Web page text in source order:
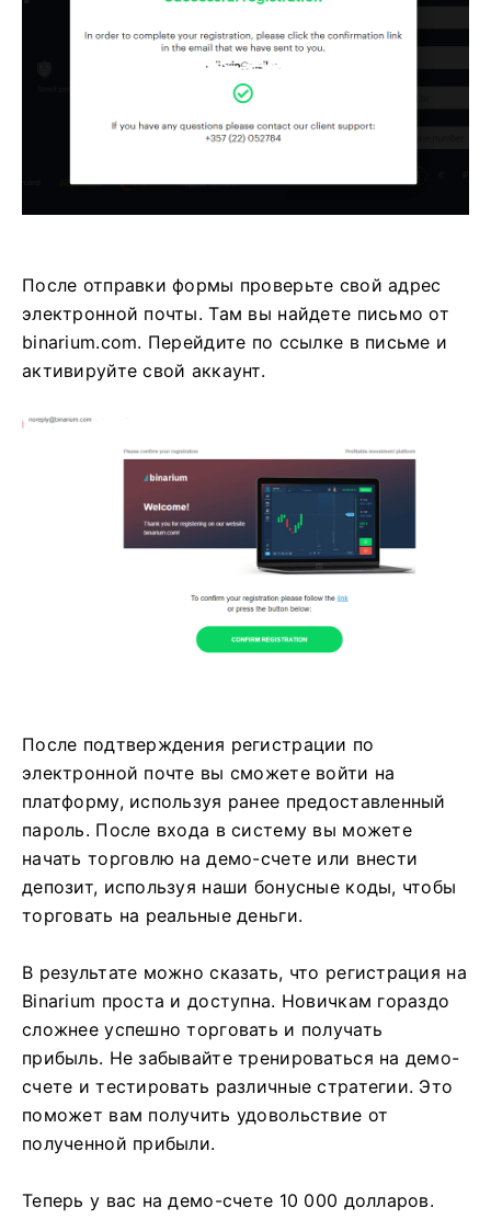
После отправки формы проверьте свой адрес
электронной почты. Там вы найдете письмо от
binarium.com. Перейдите по ссылке в письме и
активируйте свой аккаунт.
После подтверждения регистрации по
электронной почте вы сможете войти на
платформу, используя ранее предоставленный
пароль. После входа в систему вы можете
начать торговлю на демо-счете или внести
депозит, используя наши бонусные коды, чтобы
торговать на реальные деньги.
В результате можно сказать, что регистрация на
Binarium проста и доступна. Новичкам гораздо
сложнее успешно торговать и получать
прибыль. Не забывайте тренироваться на демо-
счете и тестировать различные стратегии. Это
поможет вам получить удовольствие от
полученной прибыли.
Теперь у вас на демо-счете 10 000 долларов.